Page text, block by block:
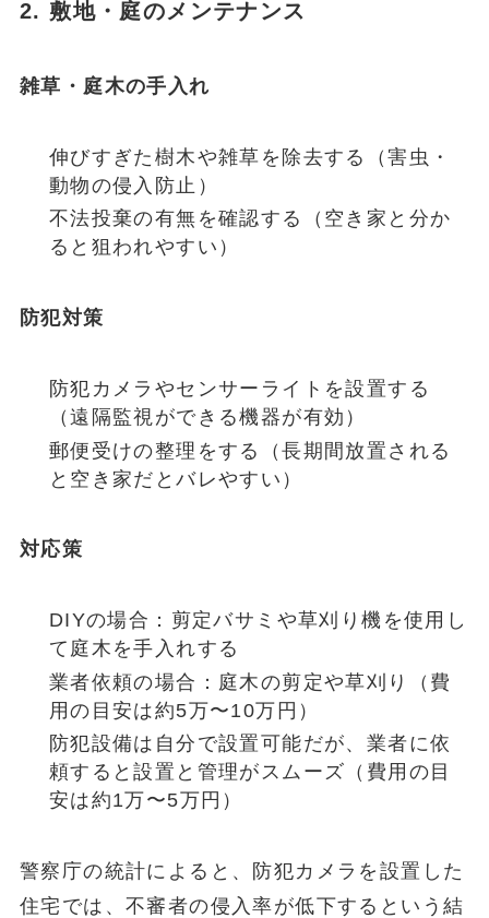
2. 敷地・庭のメンテナンス
雑草・庭木の手入れ
伸びすぎた樹木や雑草を除去する（害虫・
動物の侵入防止）
不法投棄の有無を確認する（空き家と分か
ると狙われやすい）
防犯対策
防犯カメラやセンサーライトを設置する
（遠隔監視ができる機器が有効）
郵便受けの整理をする（長期間放置される
と空き家だとバレやすい）
対応策
DIYの場合：剪定バサミや草刈り機を使用し
て庭木を手入れする
業者依頼の場合：庭木の剪定や草刈り（費
用の目安は約5万〜10万円）
防犯設備は自分で設置可能だが、業者に依
頼すると設置と管理がスムーズ（費用の目
安は約1万〜5万円）
警察庁の統計によると、防犯カメラを設置した
住宅では、不審者の侵入率が低下するという結